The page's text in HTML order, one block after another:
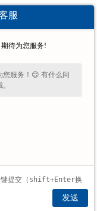
作和严格的安全
和运行。农民在
操作规程，确保
时，定期检查和
高农业生产效
特性的详细介绍
服
待为您服务!
您服务！😊 有什么问
发送